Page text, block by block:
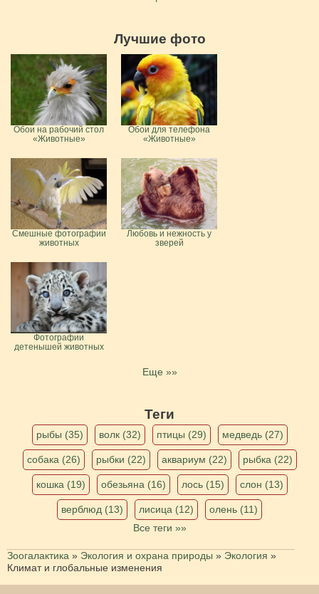
Лучшие фото
Обои на рабочий стол
«Животные»
Обои для телефона
«Животные»
Смешные фотографии
животных
Любовь и нежность у
зверей
Фотографии
детенышей животных
Еще »»
Теги
рыбы (35) волк (32) птицы (29) медведь (27)
собака (26) рыбки (22) аквариум (22) рыбка (22)
кошка (19) обезьяна (16) лось (15) слон (13)
верблюд (13) лисица (12)
олень (11)
Все теги »»
Зоогалактика » Экология и охрана природы » Экология »
Климат и глобальные изменения